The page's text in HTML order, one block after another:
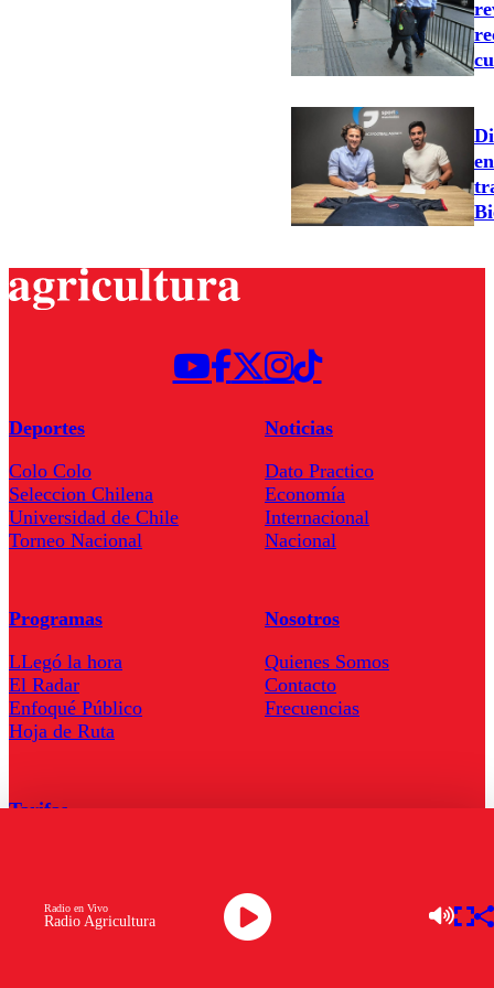
Radio Agricultura
Radio en Vivo
Deportes
Colo Colo
Seleccion Chilena
Universidad de Chile
Torneo Nacional
Noticias
Dato Practico
Economía
Internacional
Nacional
Programas
LLegó la hora
El Radar
Enfoqué Público
Hoja de Ruta
Nosotros
Quienes Somos
Contacto
Frecuencias
Tarifas